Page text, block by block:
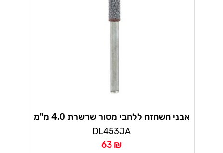
אבני השחזה ללהבי מסור שרשרת 4,0 מ"מ
דרמל
DL453JA
63 ₪